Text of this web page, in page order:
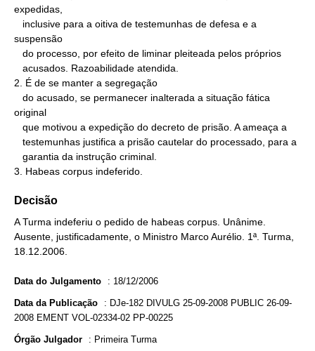
expedidas,
suspensão
2. É de se manter a segregação
original
3. Habeas corpus indeferido.
Decisão
A Turma indeferiu o pedido de habeas corpus. Unânime.
Ausente, justificadamente, o Ministro Marco Aurélio. 1ª. Turma,
18.12.2006.
Data do Julgamento : 18/12/2006
Data da Publicação : DJe-182 DIVULG 25-09-2008 PUBLIC 26-09-
2008 EMENT VOL-02334-02 PP-00225
Órgão Julgador : Primeira Turma